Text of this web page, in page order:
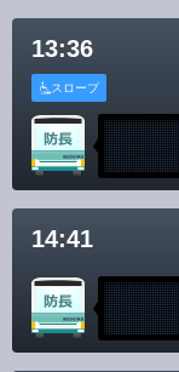
13:36
スロープ
14:41